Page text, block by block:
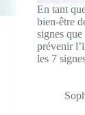
En tant
bien-être
signes
prévenir
les 7